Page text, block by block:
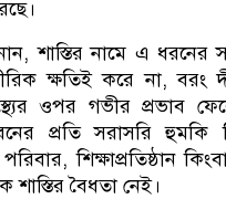
শাস্তির নামে এ
ক্ষতিই করে না, বরং
ওপর গভীর প্রভাব
প্রতি সরাসরি হুমকি
শিক্ষাপ্রতিষ্ঠান
শাস্তির বৈধতা নেই।